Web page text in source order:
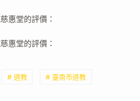
惠堂的評價：
惠堂的評價：
# 道教 # 臺南市道教